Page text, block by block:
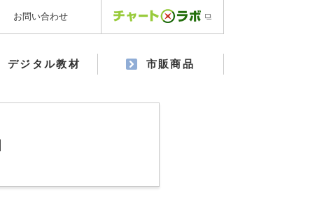
お問い合わせ
デジタル教材 市販商品